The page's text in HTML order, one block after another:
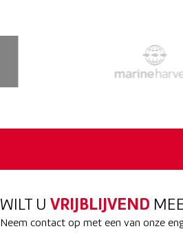
WILT U VRIJBLIJVEND
Neem contact op met een van onze